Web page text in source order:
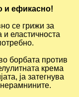
и ефикасно!
се грижи за
и еластичноста
борбата против
крема
ја затегнува